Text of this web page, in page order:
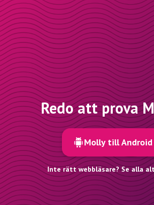
Redo att prova
Molly till Android
Inte rätt webbläsare? Se alla